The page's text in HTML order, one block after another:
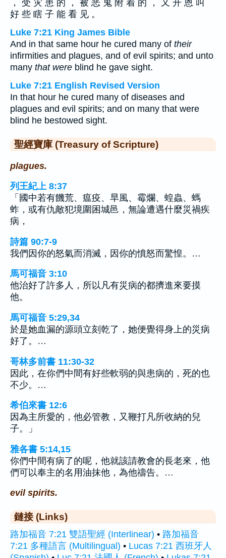
， 受 灾 患 的 ， 被 恶 鬼 附 着 的 ， 又 开 恩 叫
好 些 瞎 子 能 看 见 。
Luke 7:21 King James Bible
And in that same hour he cured many of their
infirmities and plagues, and of evil spirits; and unto
many that were blind he gave sight.
Luke 7:21 English Revised Version
In that hour he cured many of diseases and
plagues and evil spirits; and on many that were
blind he bestowed sight.
聖經寶庫 (Treasury of Scripture)
plagues.
列王紀上 8:37
「國中若有饑荒、瘟疫、旱風、霉爛、蝗蟲、螞
蚱，或有仇敵犯境圍困城邑，無論遭遇什麼災禍疾
病，
詩篇 90:7-9
我們因你的怒氣而消滅，因你的憤怒而驚惶。…
馬可福音 3:10
他治好了許多人，所以凡有災病的都擠進來要摸
他。
馬可福音 5:29,34
於是她血漏的源頭立刻乾了，她便覺得身上的災病
好了。…
哥林多前書 11:30-32
因此，在你們中間有好些軟弱的與患病的，死的也
不少。…
希伯來書 12:6
因為主所愛的，他必管教，又鞭打凡所收納的兒
子。」
雅各書 5:14,15
你們中間有病了的呢，他就該請教會的長老來，他
們可以奉主的名用油抹他，為他禱告。…
evil spirits.
鏈接 (Links)
路加福音 7:21 雙語聖經 (Interlinear) • 路加福音
7:21 多種語言 (Multilingual) • Lucas 7:21 西班牙人